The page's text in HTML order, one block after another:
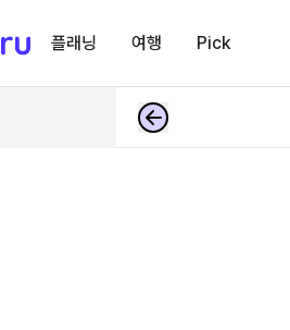
플래닝 여행 Pick